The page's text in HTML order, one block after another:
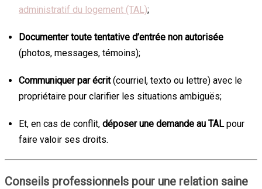
administratif du logement (TAL);
Documenter toute tentative d’entrée non autorisée
(photos, messages, témoins);
Communiquer par écrit(courriel, texto ou lettre) avec le
propriétaire pour clarifier les situations ambiguës;
Et, en cas de conflit, déposer une demande au TALpour
faire valoir ses droits.
Conseils professionnels pour une relation saine